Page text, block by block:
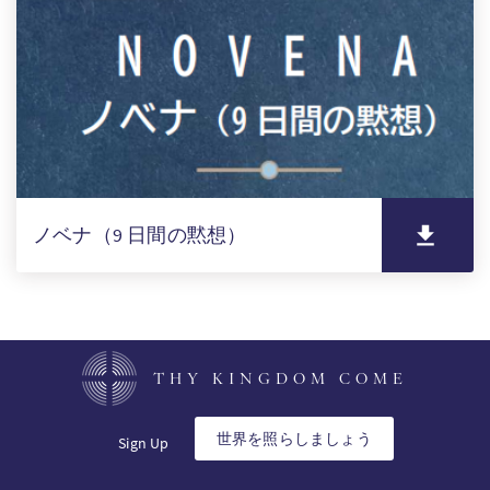
ノベナ（9 日間の黙想）
THY KINGDOM COME
Sign Up 世界を照らしましょう